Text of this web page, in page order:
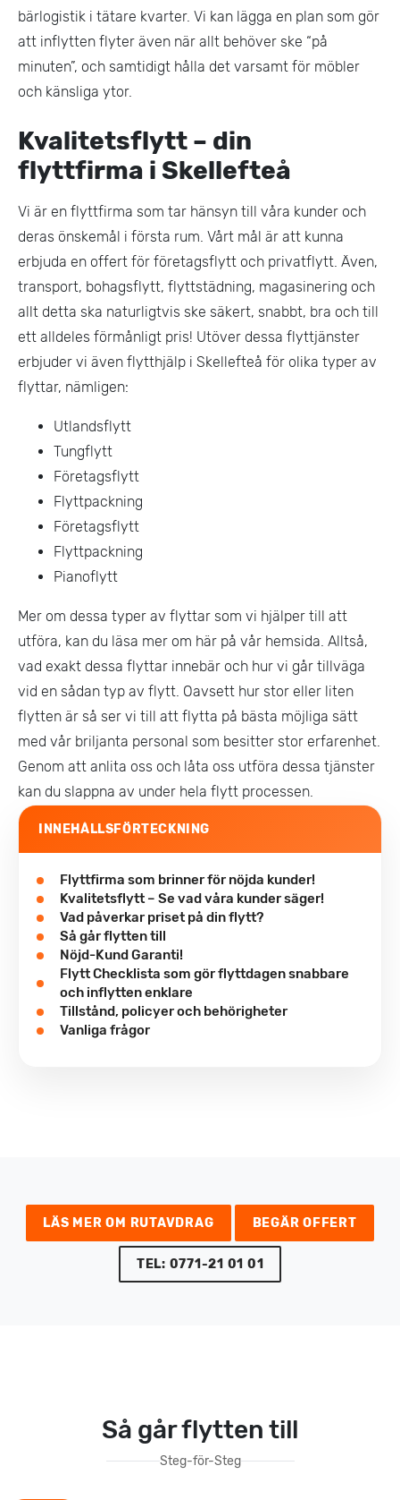
bärlogistik i tätare kvarter. Vi kan lägga en plan som gör
att inflytten flyter även när allt behöver ske “på
minuten”, och samtidigt hålla det varsamt för möbler
och känsliga ytor.
Kvalitetsflytt – din
flyttfirma i Skellefteå
Vi är en flyttfirma som tar hänsyn till våra kunder och
deras önskemål i första rum. Vårt mål är att kunna
erbjuda en offert för företagsflytt och privatflytt. Även,
transport, bohagsflytt, flyttstädning, magasinering och
allt detta ska naturligtvis ske säkert, snabbt, bra och till
ett alldeles förmånligt pris! Utöver dessa flyttjänster
erbjuder vi även flytthjälp i Skellefteå för olika typer av
flyttar, nämligen:
Utlandsflytt
Tungflytt
Företagsflytt
Flyttpackning
Företagsflytt
Flyttpackning
Pianoflytt
Mer om dessa typer av flyttar som vi hjälper till att
utföra, kan du läsa mer om här på vår hemsida. Alltså,
vad exakt dessa flyttar innebär och hur vi går tillväga
vid en sådan typ av flytt. Oavsett hur stor eller liten
flytten är så ser vi till att flytta på bästa möjliga sätt
med vår briljanta personal som besitter stor erfarenhet.
Genom att anlita oss och låta oss utföra dessa tjänster
kan du slappna av under hela flytt processen.
INNEHÅLLSFÖRTECKNING
Flyttfirma som brinner för nöjda kunder!
Kvalitetsflytt – Se vad våra kunder säger!
Vad påverkar priset på din flytt?
Så går flytten till
Nöjd-Kund Garanti!
Flytt Checklista som gör flyttdagen snabbare
och inflytten enklare
Tillstånd, policyer och behörigheter
Vanliga frågor
LÄS MER OM RUTAVDRAG BEGÄR OFFERT
TEL: 0771-21 01 01
Så går flytten till
Steg-för-Steg